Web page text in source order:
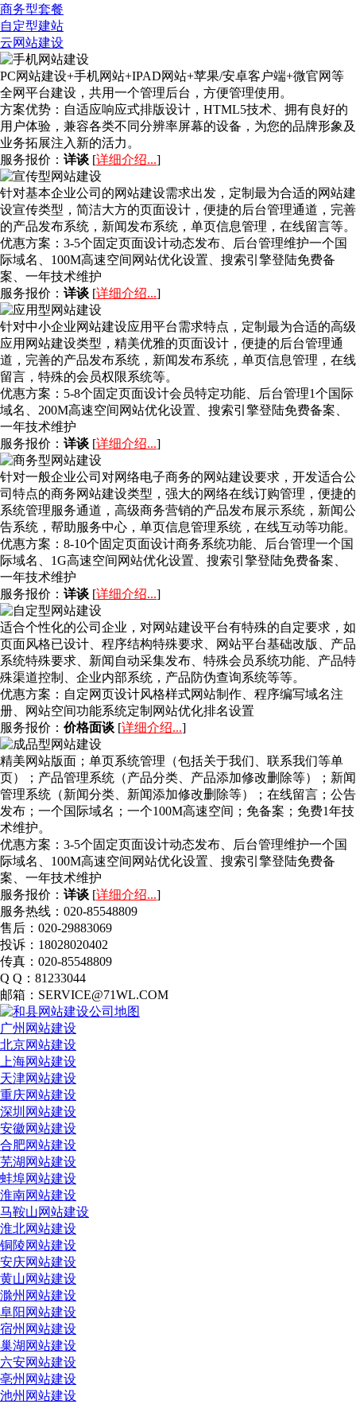
商务型套餐
自定型建站
云网站建设
PC网站建设+手机网站+IPAD网站+苹果/安卓客户端+微官网等
全网平台建设，共用一个管理后台，方便管理使用。
方案优势： 自适应响应式排版设计，HTML5技术、拥有良好的
用户体验，兼容各类不同分辨率屏幕的设备，为您的品牌形象及
业务拓展注入新的活力。
服务报价： 详谈 [详细介绍...]
针对基本企业公司的网站建设需求出发，定制最为合适的网站建
设宣传类型，简洁大方的页面设计，便捷的后台管理通道，完善
的产品发布系统，新闻发布系统，单页信息管理，在线留言等。
优惠方案： 3-5个固定页面设计动态发布、后台管理维护一个国
际域名、100M高速空间网站优化设置、搜索引擎登陆免费备
案、一年技术维护
服务报价： 详谈 [详细介绍...]
针对中小企业网站建设应用平台需求特点，定制最为合适的高级
应用网站建设类型，精美优雅的页面设计，便捷的后台管理通
道，完善的产品发布系统，新闻发布系统，单页信息管理，在线
留言，特殊的会员权限系统等。
优惠方案： 5-8个固定页面设计会员特定功能、后台管理1个国际
域名、200M高速空间网站优化设置、搜索引擎登陆免费备案、
一年技术维护
服务报价： 详谈 [详细介绍...]
针对一般企业公司对网络电子商务的网站建设要求，开发适合公
司特点的商务网站建设类型，强大的网络在线订购管理，便捷的
系统管理服务通道，高级商务营销的产品发布展示系统，新闻公
告系统，帮助服务中心，单页信息管理系统，在线互动等功能。
优惠方案： 8-10个固定页面设计商务系统功能、后台管理一个国
际域名、1G高速空间网站优化设置、搜索引擎登陆免费备案、
一年技术维护
服务报价： 详谈 [详细介绍...]
适合个性化的公司企业，对网站建设平台有特殊的自定要求，如
页面风格已设计、程序结构特殊要求、网站平台基础改版、产品
系统特殊要求、新闻自动采集发布、特殊会员系统功能、产品特
殊渠道控制、企业内部系统，产品防伪查询系统等等。
优惠方案： 自定网页设计风格样式网站制作、程序编写域名注
册、网站空间功能系统定制网站优化排名设置
服务报价： 价格面谈 [详细介绍...]
精美网站版面；单页系统管理（包括关于我们、联系我们等单
页）；产品管理系统（产品分类、产品添加修改删除等）；新闻
管理系统（新闻分类、新闻添加修改删除等）；在线留言；公告
发布；一个国际域名；一个100M高速空间；免备案；免费1年技
术维护。
优惠方案： 3-5个固定页面设计动态发布、后台管理维护一个国
际域名、100M高速空间网站优化设置、搜索引擎登陆免费备
案、一年技术维护
服务报价： 详谈 [详细介绍...]
服务热线：020-85548809
售后：020-29883069
投诉：18028020402
传真：020-85548809
Q Q：81233044
邮箱：SERVICE@71WL.COM
广州网站建设
北京网站建设
上海网站建设
天津网站建设
重庆网站建设
深圳网站建设
安徽网站建设
合肥网站建设
芜湖网站建设
蚌埠网站建设
淮南网站建设
马鞍山网站建设
淮北网站建设
铜陵网站建设
安庆网站建设
黄山网站建设
滁州网站建设
阜阳网站建设
宿州网站建设
巢湖网站建设
六安网站建设
亳州网站建设
池州网站建设